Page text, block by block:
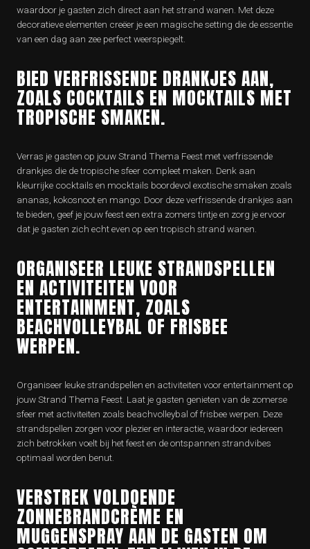
waardoor je gasten zich direct aan het strand wanen. Met deze
decoratieve elementen creëer je een magische setting die de essentie
van een dag aan zee perfect weerspiegelt.
BIED VERFRISSENDE DRANKJES AAN,
ZOALS COCKTAILS EN MOCKTAILS MET
TROPISCHE SMAKEN.
Verras je gasten op jouw Strand Thema Feest met verfrissende
drankjes die de tropische sfeer compleet maken. Denk aan
kleurrijke cocktails en mocktails boordevol exotische smaken zoals
ananas, kokosnoot en mango. Door deze verfrissende drankjes aan
te bieden, geef je jouw feest een extra zomers tintje en zorg je ervoor
dat je gasten zich echt even op een tropisch strand wanen.
ORGANISEER LEUKE STRANDSPELLEN
EN ACTIVITEITEN VOOR
ENTERTAINMENT, ZOALS
BEACHVOLLEYBAL OF FRISBEE
WERPEN.
Organiseer leuke strandspellen en activiteiten voor entertainment op
jouw Strand Thema Feest. Laat je gasten genieten van de zomerse
sfeer met activiteiten zoals beachvolleybal of frisbee werpen. Deze
strandspellen zorgen voor plezier en interactie, waardoor iedereen
zich betrokken voelt bij het feest en de ontspannen strandvibes
optimaal worden benut.
VERSTREK VOLDOENDE
ZONNEBRANDCRÈME EN
MUGGENSPRAY AAN DE GASTEN OM